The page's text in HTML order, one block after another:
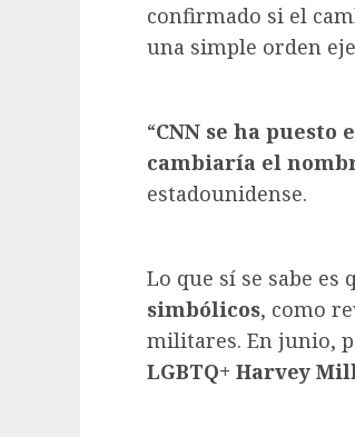
confirmado si el
una simple orden
“CNN se ha puesto
cambiaría el
estadounidense.
Lo que sí se sabe es
simbólicos, como
militares. En junio,
LGBTQ+ Harvey